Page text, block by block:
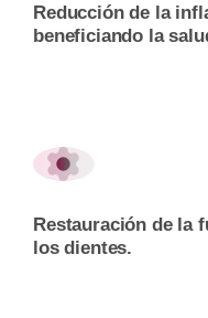
Reducción de la
beneficiando la
Restauración de la
los dientes.